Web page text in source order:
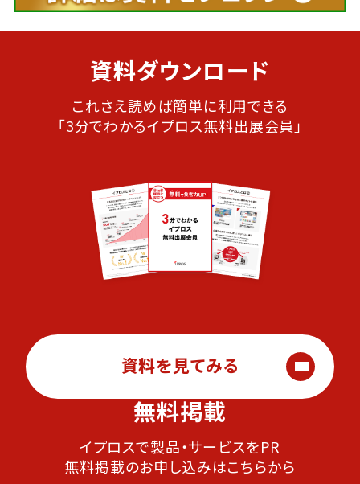
資料ダウンロード
これさえ読めば簡単に利用できる
「3分でわかるイプロス無料出展会員」
資料を見てみる
無料掲載
イプロスで製品・サービスをPR
無料掲載のお申し込みはこちらから